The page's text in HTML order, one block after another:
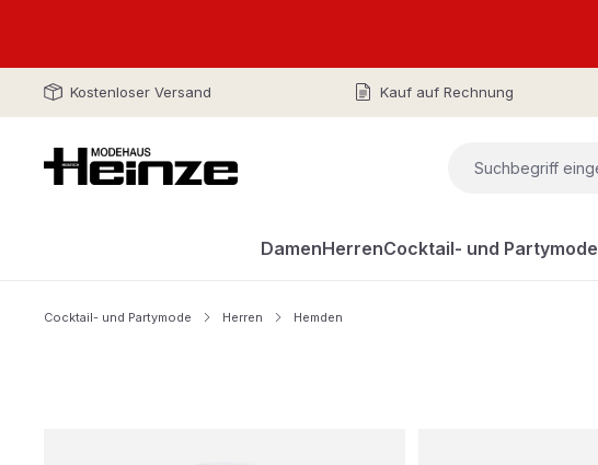
Kostenloser Versand Kauf auf Rechnung
DamenHerrenCocktail- und Partymode
Cocktail- und Partymode Herren Hemden